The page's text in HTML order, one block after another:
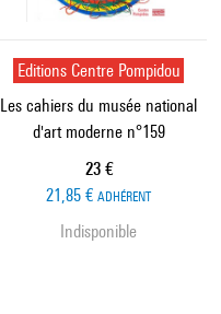
Editions Centre Pompidou
Les cahiers du musée national
d'art moderne n°159
Prix ​​actuel
23 €
21,85 € ADHÉRENT
Indisponible